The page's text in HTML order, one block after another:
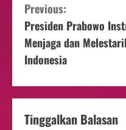
Previous:
Presiden Prabowo
Menjaga dan
Indonesia
Tinggalkan Balasan